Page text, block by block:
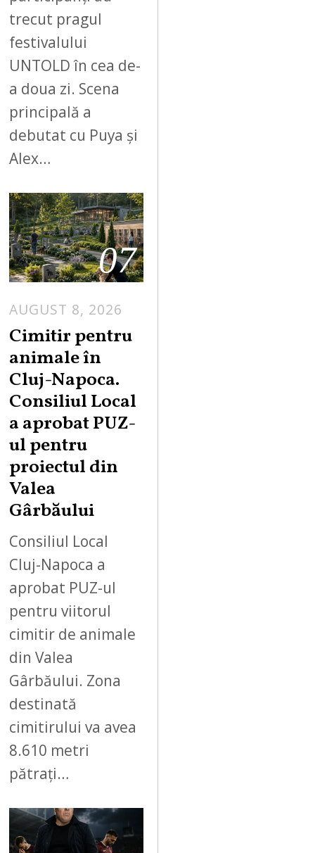
trecut pragul
festivalului
UNTOLD în cea de-
a doua zi. Scena
principală a
debutat cu Puya și
Alex…
07
AUGUST 8, 2026
Cimitir pentru
animale în
Cluj-Napoca.
Consiliul Local
a aprobat PUZ-
ul pentru
proiectul din
Valea
Gârbăului
Consiliul Local
Cluj-Napoca a
aprobat PUZ-ul
pentru viitorul
cimitir de animale
din Valea
Gârbăului. Zona
destinată
cimitirului va avea
8.610 metri
pătrați…